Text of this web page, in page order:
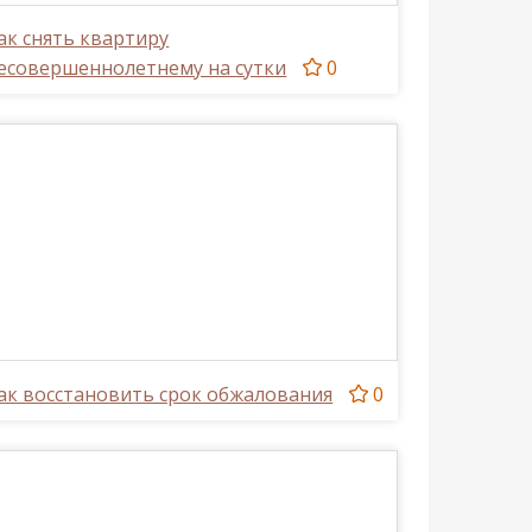
снять квартиру
на сутки
0
восстановить срок обжалования 0